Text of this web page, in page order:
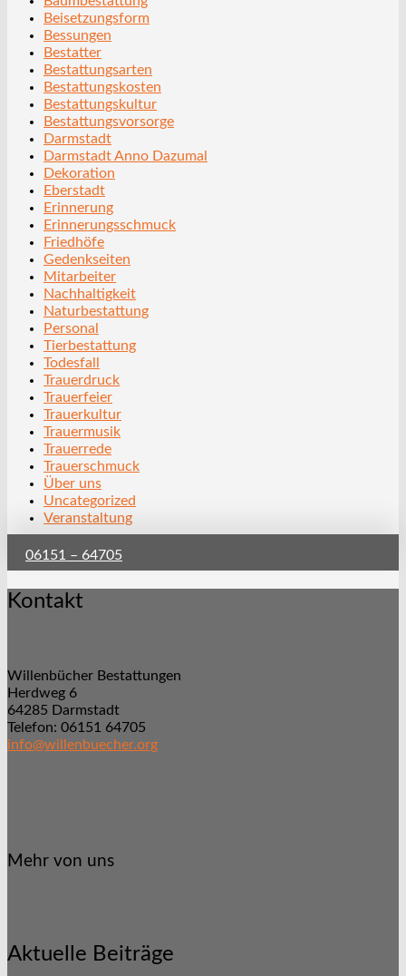
Beisetzungsform
Bessungen
Bestatter
Bestattungsarten
Bestattungskosten
Bestattungskultur
Bestattungsvorsorge
Darmstadt
Darmstadt Anno Dazumal
Dekoration
Eberstadt
Erinnerung
Erinnerungsschmuck
Friedhöfe
Gedenkseiten
Mitarbeiter
Nachhaltigkeit
Naturbestattung
Personal
Tierbestattung
Todesfall
Trauerdruck
Trauerfeier
Trauerkultur
Trauermusik
Trauerrede
Trauerschmuck
Über uns
Uncategorized
Veranstaltung
06151 – 64705
Kontakt
Willenbücher Bestattungen
Herdweg 6
64285 Darmstadt
Telefon: 06151 64705
info@willenbuecher.org
Mehr von uns
Aktuelle Beiträge